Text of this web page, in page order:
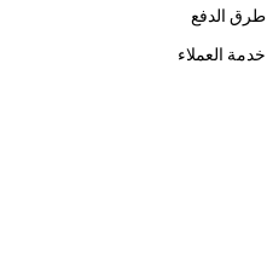
طرق الدفع
خدمة العملاء